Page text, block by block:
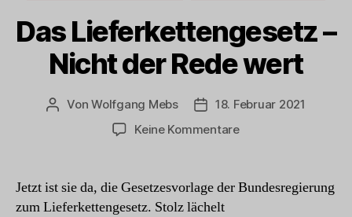
Das Lieferkettengesetz –
Nicht der Rede wert
Beitragsautor
VonWolfgang Mebs Beitragsdatum
18. Februar 2021
Keine Kommentarezu
–
Jetzt ist sie da, die Gesetzesvorlage der Bundesregierung
zum Lieferkettengesetz. Stolz lächelt